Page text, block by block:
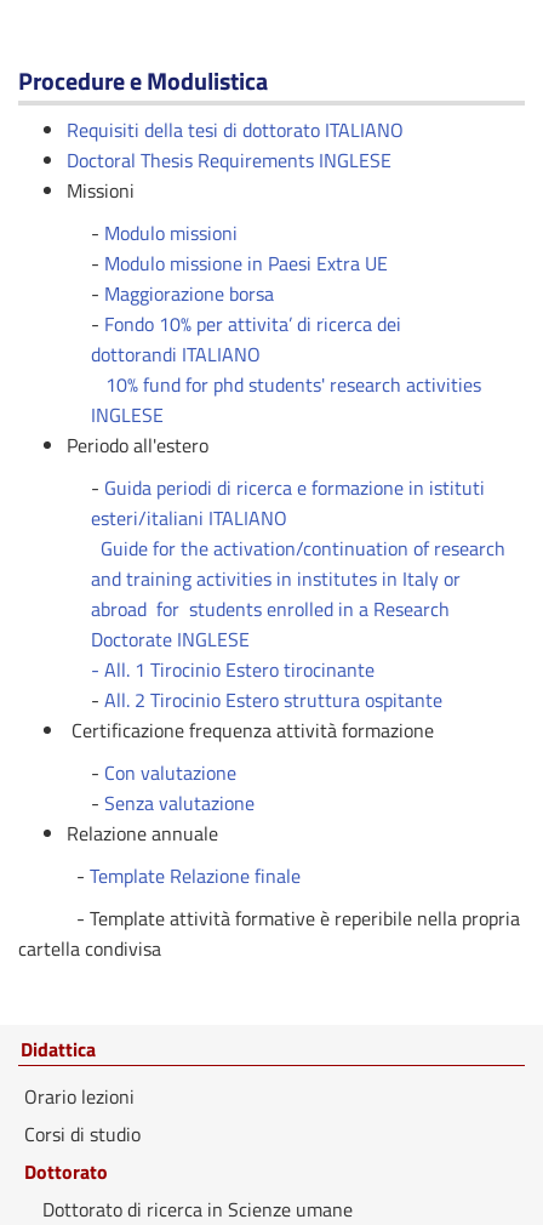
Procedure e Modulistica
Requisiti della tesi di dottorato ITALIANO
Doctoral Thesis Requirements INGLESE
Missioni
- Modulo missioni
- Modulo missione in Paesi Extra UE
- Maggiorazione borsa
- Fondo 10% per attivita’ di ricerca dei
dottorandi ITALIANO
10% fund for phd students' research activities
INGLESE
Periodo all'estero
- Guida periodi di ricerca e formazione in istituti
esteri/italiani ITALIANO
Guide for the activation/continuation of research
and training activities in institutes in Italy or
abroad for students enrolled in a Research
Doctorate INGLESE
- All. 1 Tirocinio Estero tirocinante
- All. 2 Tirocinio Estero struttura ospitante
Certificazione frequenza attività formazione
- Con valutazione
- Senza valutazione
Relazione annuale
- Template Relazione finale
- Template attività formative è reperibile nella propria
cartella condivisa
Didattica
Orario lezioni
Corsi di studio
Dottorato
Dottorato di ricerca in Scienze umane